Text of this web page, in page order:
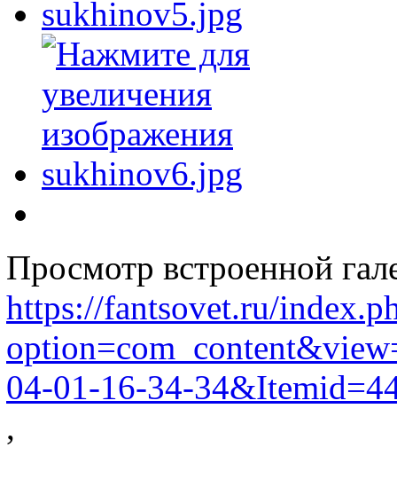
Просмотр встроенной
https://fantsovet.ru/
04-01-16-34-
,